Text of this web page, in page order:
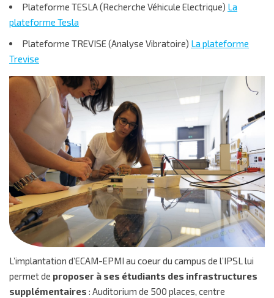
Plateforme TESLA (Recherche Véhicule Electrique) La
plateforme Tesla
Plateforme TREVISE (Analyse Vibratoire) La plateforme
Trevise
L’implantation d’ECAM-EPMI au coeur du campus de l’IPSL lui
permet de proposer à ses étudiants des infrastructures
supplémentaires : Auditorium de 500 places, centre